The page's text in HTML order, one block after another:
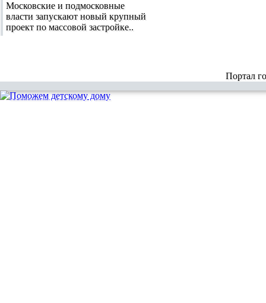
Московские и подмосковные
власти запускают новый крупный
проект по массовой застройке..
Портал